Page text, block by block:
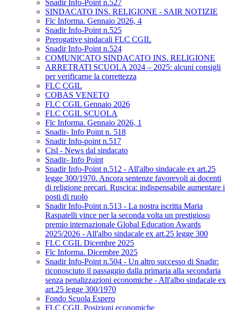
Snadir Info-Point n.527
SINDACATO INS. RELIGIONE - SAIR NOTIZIE
Flc Informa. Gennaio 2026, 4
Snadir Info-Point n.525
Prerogative sindacali FLC CGIL
Snadir Info-Point n.524
COMUNICATO SINDACATO INS. RELIGIONE
ARRETRATI SCUOLA 2024 – 2025: alcuni consigli
per verificarne la correttezza
FLC CGIL
COBAS VENETO
FLC CGIL Gennaio 2026
FLC CGIL SCUOLA
Flc Informa. Gennaio 2026, 1
Snadir- Info Point n. 518
Snadir Info-point n.517
Cisl - News dal sindacato
Snadir- Info Point
Snadir Info-Point n.512 - All'albo sindacale ex art.25
legge 300/1970. Ancora sentenze favorevoli ai docenti
di religione precari. Ruscica: indispensabile aumentare i
posti di ruolo
Snadir Info-Point n.513 - La nostra iscritta Maria
Raspatelli vince per la seconda volta un prestigioso
premio internazionale Global Education Awards
2025/2026 - All'albo sindacale ex art.25 legge 300
FLC CGIL Dicembre 2025
Flc Informa. Dicembre 2025
Snadir Info-Point n.504 - Un altro successo di Snadir:
riconosciuto il passaggio dalla primaria alla secondaria
senza penalizzazioni economiche - All'albo sindacale ex
art.25 legge 300/1970
Fondo Scuola Espero
FLC CGIL Posizioni economiche